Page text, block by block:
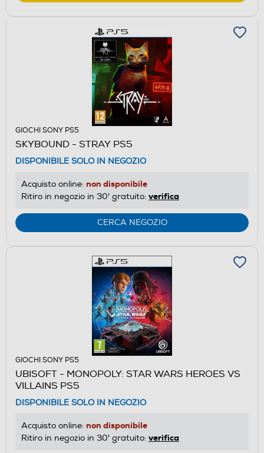
GIOCHI SONY PS5
SKYBOUND - STRAY PS5
DISPONIBILE SOLO IN NEGOZIO
Acquisto online: non disponibile
Ritiro in negozio in 30' gratuito: verifica
CERCA NEGOZIO
GIOCHI SONY PS5
UBISOFT - MONOPOLY: STAR WARS HEROES VS
VILLAINS PS5
DISPONIBILE SOLO IN NEGOZIO
Acquisto online: non disponibile
Ritiro in negozio in 30' gratuito: verifica